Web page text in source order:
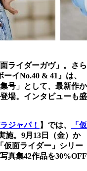
ライダーガヴ」。さら
イNo.40 & 41』は、
号」として、最新作か
場。インタビューも盛
ジャパ！ 】では、
「仮
施。9月13日（金）か
仮面ライダー」シリー
真集42作品を30%OFF